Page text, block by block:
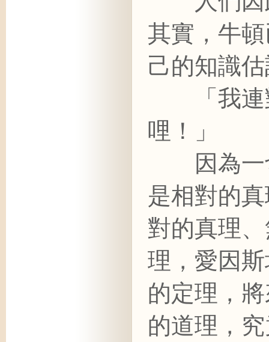
其實，牛
己的知識
「我連
哩！」
因為一
是相對的
對的真理
理，愛因
的定理，
的道理，